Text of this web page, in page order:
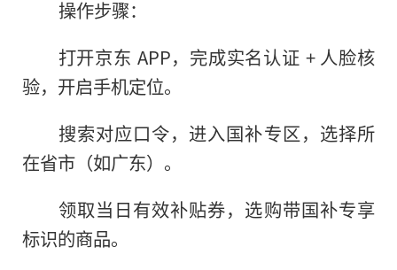
操作步骤：
打开京东 APP，完成实名认证 + 人脸核
验，开启手机定位。
搜索对应口令，进入国补专区，选择所
在省市（如广东）。
领取当日有效补贴券，选购带国补专享
标识的商品。